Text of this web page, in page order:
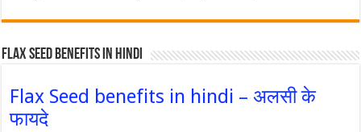
Flax Seed Benefits in hindi
Flax Seed benefits in hindi – अलसी के
फायदे